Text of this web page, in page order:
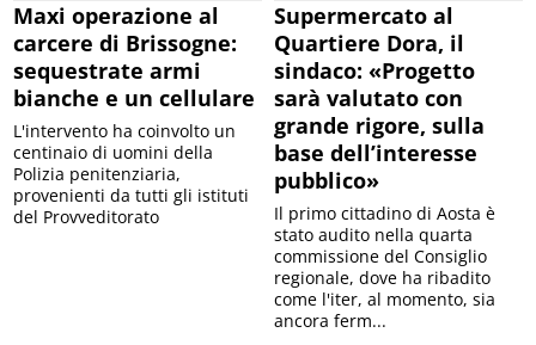
Maxi operazione al
carcere di Brissogne:
sequestrate armi
bianche e un cellulare
L'intervento ha coinvolto un
centinaio di uomini della
Polizia penitenziaria,
provenienti da tutti gli istituti
del Provveditorato
Supermercato al
Quartiere Dora, il
sindaco: «Progetto
sarà valutato con
grande rigore, sulla
base dell’interesse
pubblico»
Il primo cittadino di Aosta è
stato audito nella quarta
commissione del Consiglio
regionale, dove ha ribadito
come l'iter, al momento, sia
ancora ferm...